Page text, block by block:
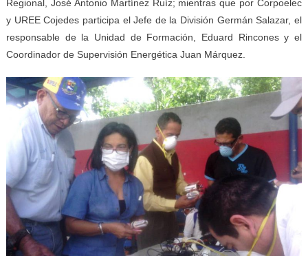
Regional, José Antonio Martínez Ruíz; mientras que por Corpoelec
y UREE Cojedes participa el Jefe de la División Germán Salazar, el
responsable de la Unidad de Formación, Eduard Rincones y el
Coordinador de Supervisión Energética Juan Márquez.